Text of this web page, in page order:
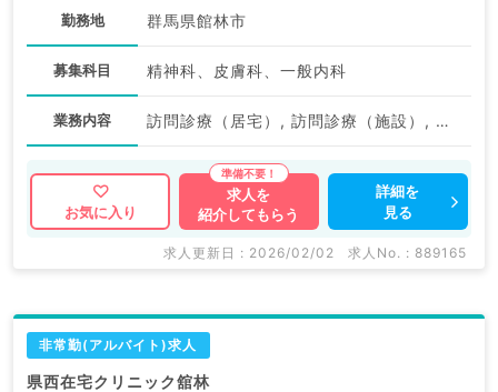
勤務地 群馬県館林市
募集科目 精神科、皮膚科、一般内科
業務内容 訪問診療（居宅）, 訪問診療（施設）, 訪問診療（居宅）, 訪問診療（施設）
お気に入り
求人を
紹介してもらう
詳細を
見る
求人更新日 : 2026/02/02 求人No. : 889165
非常勤(アルバイト)求人
県西在宅クリニック舘林